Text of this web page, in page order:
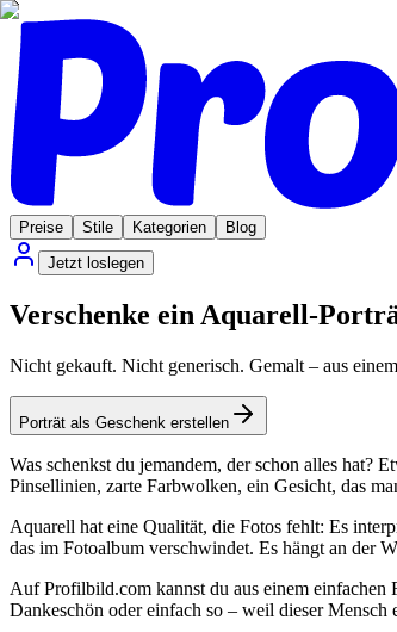
Preise Stile Kategorien
Blog
Jetzt loslegen
Verschenke ein Aquarell-
Nicht gekauft. Nicht generisch. Gemalt – aus
Porträt als Geschenk erstellen
Was schenkst du jemandem, der schon alles hat?
Pinsellinien, zarte Farbwolken, ein Gesicht, das
Aquarell hat eine Qualität, die Fotos fehlt: Es
das im Fotoalbum verschwindet. Es hängt an der
Auf Profilbild.com kannst du aus einem einfachen
Dankeschön oder einfach so – weil dieser Mensch